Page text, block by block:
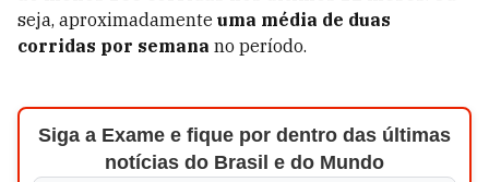
seja, aproximadamente uma média de duas
corridas por semana no período.
Siga a Exame e fique por dentro das últimas
notícias do Brasil e do Mundo